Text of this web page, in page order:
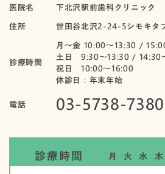
医院名
下北沢駅前歯科クリニック
住所
世田谷北沢2-24-5シモキタ
診療時間
月〜金 10:00～13:30 /
土日 9:30～13:30 / 14:30
祝日 10:00〜16:00
休診日：年末年始
電話 03-5738-7380
診療時間 月 火 水 木